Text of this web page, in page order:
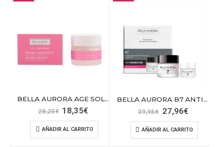
BELLA AURORA AGE SOLUT ANTIAR REAFIRM 50
28,25€ El
precio
original
era:
28,25€.
18,35€El
actual
es:
18,35€.
AÑADIR AL CARRITO
BELLA AURORA B7 ANTIMANCHAS REG.ACL+EYES
39,95€ El
precio
original
era:
39,95€.
27,96€El
actual
es:
27,96€.
AÑADIR AL CARRITO